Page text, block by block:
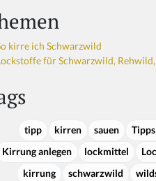
kirre ich Schwarzwild
für Schwarzwild,
tipp kirren sauen
Kirrung anlegen
lockmittel
kirrung
schwarzwild